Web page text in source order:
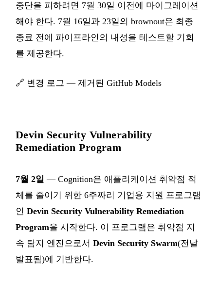
중단을 피하려면 7월 30일 이전에 마이그레이션
해야 한다. 7월 16일과 23일의 brownout은 최종
종료 전에 파이프라인의 내성을 테스트할 기회
를 제공한다.
🔗 변경 로그 — 제거된 GitHub Models
Devin Security Vulnerability
Remediation Program
7월 2일 — Cognition은 애플리케이션 취약점 적
체를 줄이기 위한 6주짜리 기업용 지원 프로그램
인 Devin Security Vulnerability Remediation
Program을 시작한다. 이 프로그램은 취약점 지
속 탐지 엔진으로서 Devin Security Swarm(전날
발표됨)에 기반한다.